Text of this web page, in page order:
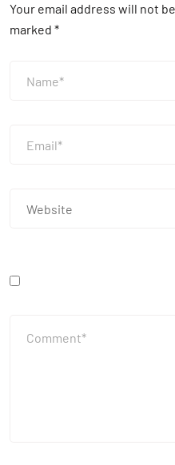
Your email address will not
marked *